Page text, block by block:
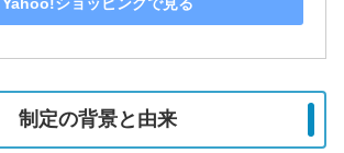
制定の背景と由来